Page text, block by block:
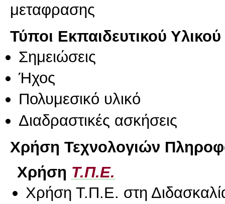
μεταφρασης
Τύποι Εκπαιδευτικού Υλικού
Σημειώσεις
Ήχος
Πολυμεσικό υλικό
Διαδραστικές ασκήσεις
Χρήση Τεχνολογιών
Χρήση Τ.Π.Ε.
Χρήση Τ.Π.Ε. στη